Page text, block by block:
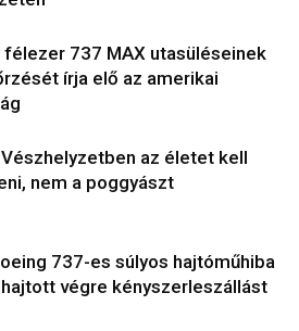
félezer 737 MAX utasüléseinek
írja elő az amerikai
Vészhelyzetben az életet kell
nem a poggyászt
737-es súlyos hajtóműhiba
végre kényszerleszállást